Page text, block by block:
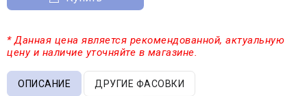
* Данная цена является рекомендованной, актуальную
цену и наличие уточняйте в магазине.
ОПИСАНИЕ ДРУГИЕ ФАСОВКИ